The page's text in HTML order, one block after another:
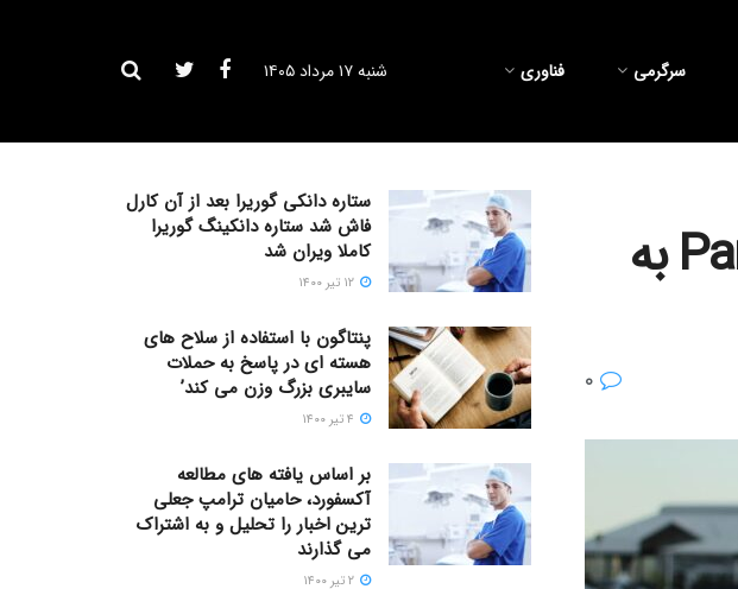
سرگرمی فناوری شنبه ۱۷ مرداد ۱۴۰۵
امی پولر و بازیگران Parks And Recreation به
ستاره دانکی گوریرا بعد از آن کارل
فاش شد ستاره دانکینگ گوریرا
کاملا ویران شد
پنتاگون با استفاده از سلاح های
هسته ای در پاسخ به حملات
سایبری بزرگ وزن می کند’
بر اساس یافته های مطالعه
آکسفورد، حامیان ترامپ جعلی
ترین اخبار را تحلیل و به اشتراک
می گذارند